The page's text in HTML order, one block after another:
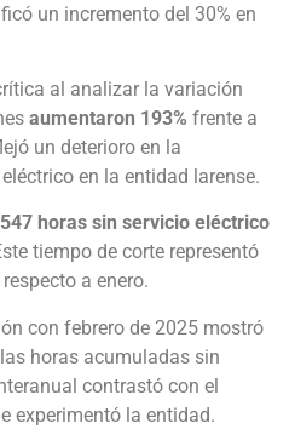
un incremento del 30% en
al analizar la variación
aumentaron 193% frente a
un deterioro en la
en la entidad larense.
547 horas sin servicio eléctrico
tiempo de corte representó
a enero.
con febrero de 2025 mostró
horas acumuladas sin
contrastó con el
experimentó la entidad.